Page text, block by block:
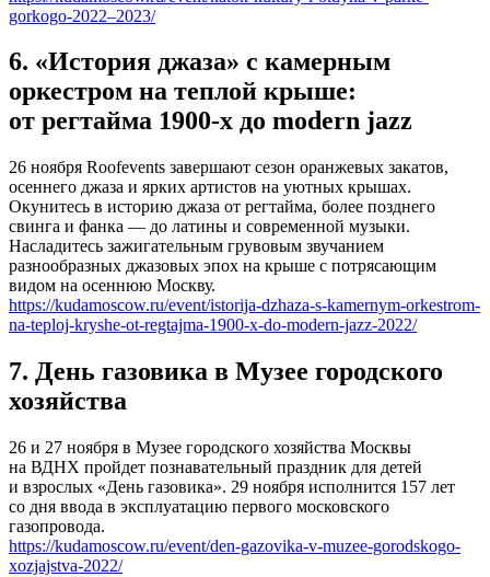
gorkogo-2022–2023/
6. «История джаза» с камерным
оркестром на теплой крыше:
от регтайма 1900-х до modern jazz
26 ноября Roofevents завершают сезон оранжевых закатов,
осеннего джаза и ярких артистов на уютных крышах.
Окунитесь в историю джаза от регтайма, более позднего
свинга и фанка — до латины и современной музыки.
Насладитесь зажигательным грувовым звучанием
разнообразных джазовых эпох на крыше с потрясающим
видом на осеннюю Москву.
https://kudamoscow.ru/event/istorija-dzhaza-s-kamernym-orkestrom-
na-teploj-kryshe-ot-regtajma-1900-x-do-modern-jazz-2022/
7. День газовика в Музее городского
хозяйства
26 и 27 ноября в Музее городского хозяйства Москвы
на ВДНХ пройдет познавательный праздник для детей
и взрослых «День газовика». 29 ноября исполнится 157 лет
со дня ввода в эксплуатацию первого московского
газопровода.
https://kudamoscow.ru/event/den-gazovika-v-muzee-gorodskogo-
xozjajstva-2022/